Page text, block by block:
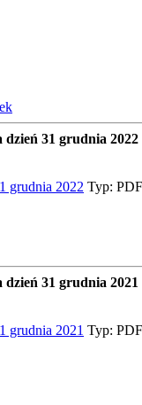
31 grudnia 2022
grudnia 2022 Typ:
31 grudnia 2021
grudnia 2021 Typ: